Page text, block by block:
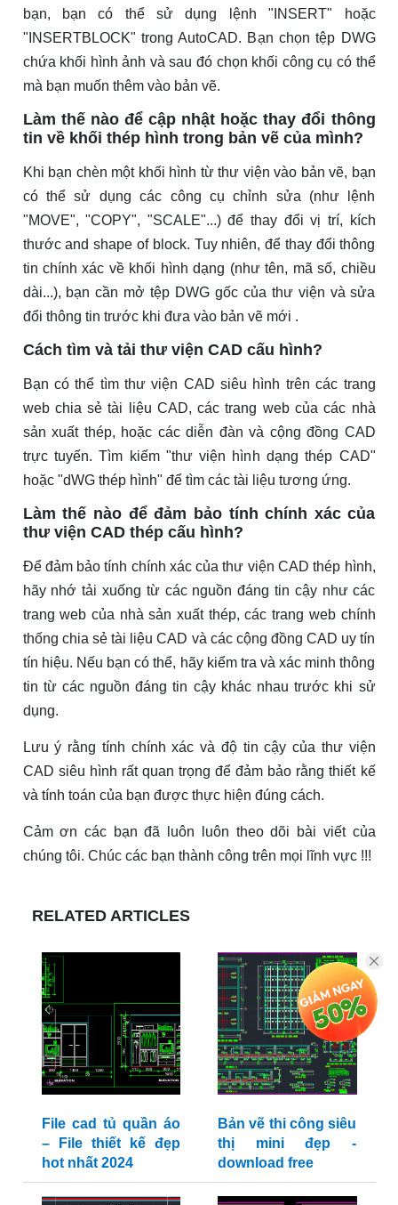
bạn, bạn có thể sử dụng lệnh "INSERT" hoặc
"INSERTBLOCK" trong AutoCAD. Bạn chọn tệp DWG
chứa khối hình ảnh và sau đó chọn khối công cụ có thể
mà bạn muốn thêm vào bản vẽ.
Làm thế nào để cập nhật hoặc thay đổi thông
tin về khối thép hình trong bản vẽ của mình?
Khi bạn chèn một khối hình từ thư viện vào bản vẽ, bạn
có thể sử dụng các công cụ chỉnh sửa (như lệnh
"MOVE", "COPY", "SCALE"...) để thay đổi vị trí, kích
thước and shape of block. Tuy nhiên, để thay đổi thông
tin chính xác về khối hình dạng (như tên, mã số, chiều
dài...), bạn cần mở tệp DWG gốc của thư viện và sửa
đổi thông tin trước khi đưa vào bản vẽ mới .
Cách tìm và tải thư viện CAD cấu hình?
Bạn có thể tìm thư viện CAD siêu hình trên các trang
web chia sẻ tài liệu CAD, các trang web của các nhà
sản xuất thép, hoặc các diễn đàn và cộng đồng CAD
trực tuyến. Tìm kiếm "thư viện hình dạng thép CAD"
hoặc "dWG thép hình" để tìm các tài liệu tương ứng.
Làm thế nào để đảm bảo tính chính xác của
thư viện CAD thép cấu hình?
Để đảm bảo tính chính xác của thư viện CAD thép hình,
hãy nhớ tải xuống từ các nguồn đáng tin cậy như các
trang web của nhà sản xuất thép, các trang web chính
thống chia sẻ tài liệu CAD và các cộng đồng CAD uy tín
tín hiệu. Nếu bạn có thể, hãy kiểm tra và xác minh thông
tin từ các nguồn đáng tin cậy khác nhau trước khi sử
dụng.
Lưu ý rằng tính chính xác và độ tin cậy của thư viện
CAD siêu hình rất quan trọng để đảm bảo rằng thiết kế
và tính toán của bạn được thực hiện đúng cách.
Cảm ơn các bạn đã luôn luôn theo dõi bài viết của
chúng tôi. Chúc các bạn thành công trên mọi lĩnh vực !!!
RELATED ARTICLES
File cad tủ quần áo
– File thiết kế đẹp
hot nhất 2024
Bản vẽ thi công siêu
thị mini đẹp -
download free